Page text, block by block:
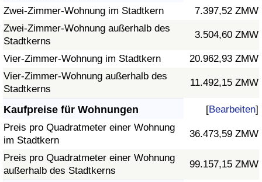
Zwei-Zimmer-Wohnung im Stadtkern
7.397,52 ZMW
Zwei-Zimmer-Wohnung außerhalb des
Stadtkerns
3.504,60 ZMW
Vier-Zimmer-Wohnung im Stadtkern
20.962,93 ZMW
Vier-Zimmer-Wohnung außerhalb des
Stadtkerns
11.492,15 ZMW
Kaufpreise für Wohnungen [Bearbeiten]
Preis pro Quadratmeter einer Wohnung
im Stadtkern
36.473,59 ZMW
Preis pro Quadratmeter einer Wohnung
außerhalb des Stadtkerns
99.157,15 ZMW